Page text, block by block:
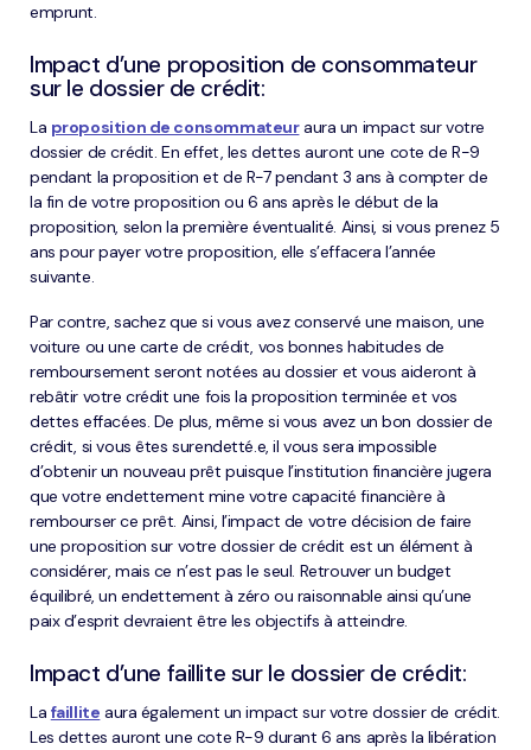
emprunt.
Impact d’une proposition de consommateur
sur le dossier de crédit:
La proposition de consommateuraura un impact sur votre
dossier de crédit. En effet, les dettes auront une cote de R-9
pendant la proposition et de R-7 pendant 3 ans à compter de
la fin de votre proposition ou 6 ans après le début de la
proposition, selon la première éventualité. Ainsi, si vous prenez 5
ans pour payer votre proposition, elle s’effacera l’année
suivante.
Par contre, sachez que si vous avez conservé une maison, une
voiture ou une carte de crédit, vos bonnes habitudes de
remboursement seront notées au dossier et vous aideront à
rebâtir votre crédit une fois la proposition terminée et vos
dettes effacées. De plus, même si vous avez un bon dossier de
crédit, si vous êtes surendetté.e, il vous sera impossible
d’obtenir un nouveau prêt puisque l’institution financière jugera
que votre endettement mine votre capacité financière à
rembourser ce prêt. Ainsi, l’impact de votre décision de faire
une proposition sur votre dossier de crédit est un élément à
considérer, mais ce n’est pas le seul. Retrouver un budget
équilibré, un endettement à zéro ou raisonnable ainsi qu’une
paix d’esprit devraient être les objectifs à atteindre.
Impact d’une faillite sur le dossier de crédit:
La faillite aura également un impact sur votre dossier de crédit.
Les dettes auront une cote R-9 durant 6 ans après la libération